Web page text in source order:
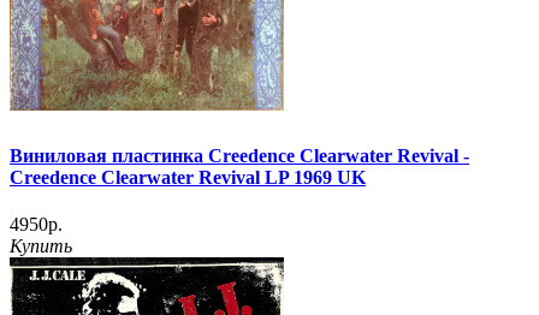
Виниловая пластинка Creedence Clearwater Revival -
Creedence Clearwater Revival LP 1969 UK
4950р.
Купить